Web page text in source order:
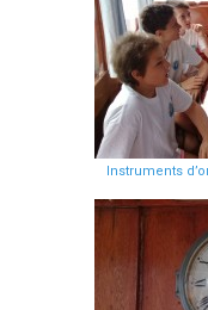
Instruments